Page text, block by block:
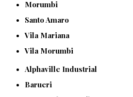
Morumbi
Santo Amaro
Vila Mariana
Vila Morumbi
Alphaville Industrial
Barueri